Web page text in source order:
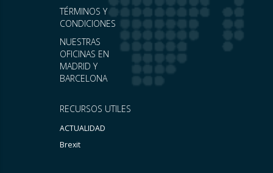
RECURSOS UTILES
ACTUALIDAD
Brexit
TÉRMINOS Y
CONDICIONES
NUESTRAS
OFICINAS EN
MADRID Y
BARCELONA